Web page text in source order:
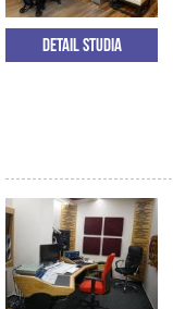
Detail studia